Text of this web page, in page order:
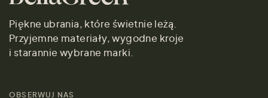
Piękne ubrania, które świetnie leżą.
Przyjemne materiały, wygodne kroje
i starannie wybrane marki.
OBSERWUJ NAS